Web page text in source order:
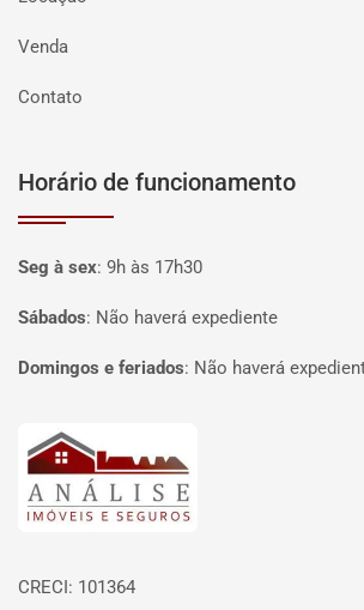
Venda
Contato
Horário de funcionamento
Seg à sex: 9h às 17h30
Sábados: Não haverá expediente
Domingos e feriados: Não haverá
Página inicial
CRECI: 101364